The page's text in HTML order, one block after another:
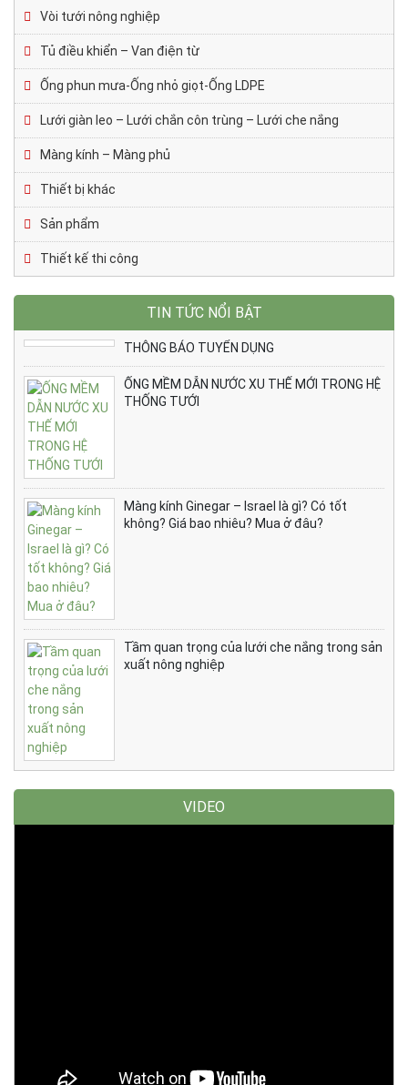
Vòi tưới nông nghiệp
Tủ điều khiển – Van điện từ
Ống phun mưa-Ống nhỏ giọt-Ống LDPE
Lưới giàn leo – Lưới chắn côn trùng – Lưới che nắng
Màng kính – Màng phủ
Thiết bị khác
Sản phẩm
Thiết kế thi công
TIN TỨC NỔI BẬT
THÔNG BÁO TUYỂN DỤNG
ỐNG MỀM DẪN NƯỚC XU THẾ MỚI TRONG HỆ
THỐNG TƯỚI
Màng kính Ginegar – Israel là gì? Có tốt
không? Giá bao nhiêu? Mua ở đâu?
Tầm quan trọng của lưới che nắng trong sản
xuất nông nghiệp
VIDEO